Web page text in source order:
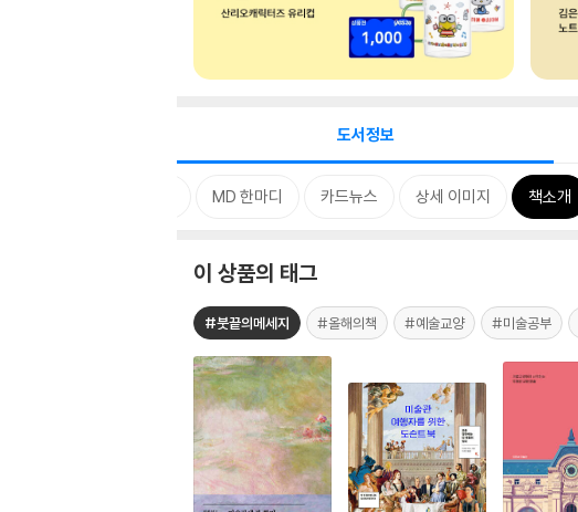
도서정보
MD 한마디 카드뉴스 상세 이미지 책소개
이 상품의 태그
#붓끝의메세지 #올해의책 #예술교양 #미술공부